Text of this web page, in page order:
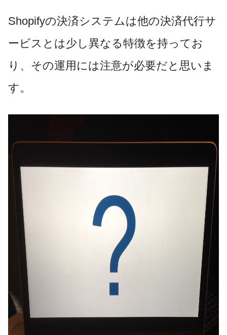
Shopifyの決済システムは他の決済代行サ
ービスとは少し異なる特徴を持ってお
り、その運用には注意が必要だと思いま
す。